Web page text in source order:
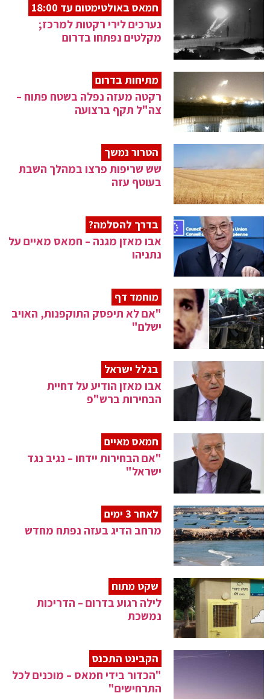
חמאס באולטימטום עד 18:00
נערכים לירי רקטות למרכז;
מקלטים נפתחו בדרום
מתיחות בדרום
רקטה מעזה נפלה בשטח פתוח –
צה"ל תקף ברצועה
הטרור נמשך
שש שריפות פרצו במהלך השבת
בעוטף עזה
בדרך להסלמה?
אבו מאזן מגנה – חמאס מאיים על
נתניהו
מוחמד דף
"אם לא תיפסק התוקפנות, האויב
ישלם"
בגלל ישראל
אבו מאזן הודיע על דחיית
הבחירות ברש"פ
חמאס מאיים
"אם הבחירות יידחו – נגיב נגד
ישראל"
לאחר 3 ימים
מרחב הדיג בעזה נפתח מחדש
שקט מתוח
לילה רגוע בדרום – הדריכות
נמשכת
הקבינט התכנס
"הכדור בידי חמאס – מוכנים לכל
התרחישים"